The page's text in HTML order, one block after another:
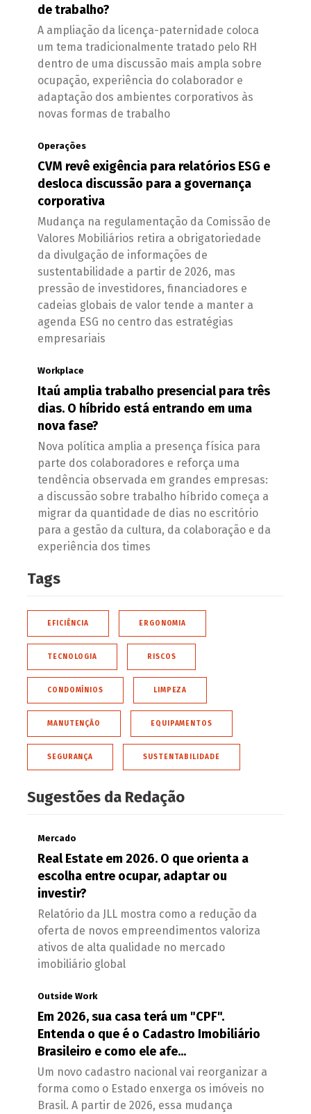
de trabalho?
A ampliação da licença-paternidade coloca
um tema tradicionalmente tratado pelo RH
dentro de uma discussão mais ampla sobre
ocupação, experiência do colaborador e
adaptação dos ambientes corporativos às
novas formas de trabalho
Operações
CVM revê exigência para relatórios ESG e
desloca discussão para a governança
corporativa
Mudança na regulamentação da Comissão de
Valores Mobiliários retira a obrigatoriedade
da divulgação de informações de
sustentabilidade a partir de 2026, mas
pressão de investidores, financiadores e
cadeias globais de valor tende a manter a
agenda ESG no centro das estratégias
empresariais
Workplace
Itaú amplia trabalho presencial para três
dias. O híbrido está entrando em uma
nova fase?
Nova política amplia a presença física para
parte dos colaboradores e reforça uma
tendência observada em grandes empresas:
a discussão sobre trabalho híbrido começa a
migrar da quantidade de dias no escritório
para a gestão da cultura, da colaboração e da
experiência dos times
Tags
EFICIÊNCIA ERGONOMIA
TECNOLOGIA RISCOS
CONDOMÍNIOS LIMPEZA
MANUTENÇÃO EQUIPAMENTOS
SEGURANÇA SUSTENTABILIDADE
Sugestões da Redação
Mercado
Real Estate em 2026. O que orienta a
escolha entre ocupar, adaptar ou
investir?
Relatório da JLL mostra como a redução da
oferta de novos empreendimentos valoriza
ativos de alta qualidade no mercado
imobiliário global
Outside Work
Em 2026, sua casa terá um "CPF".
Entenda o que é o Cadastro Imobiliário
Brasileiro e como ele afe...
Um novo cadastro nacional vai reorganizar a
forma como o Estado enxerga os imóveis no
Brasil. A partir de 2026, essa mudança